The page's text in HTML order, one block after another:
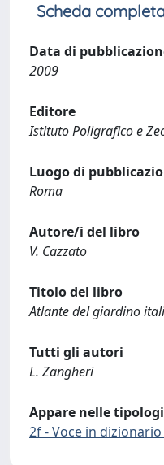
Scheda
Data di
2009
Editore
Istituto Poligrafico e
Luogo di
Roma
Autore/i del libro
V. Cazzato
Titolo del libro
Atlante del giardino
Tutti gli autori
L. Zangheri
Appare nelle
2f - Voce in